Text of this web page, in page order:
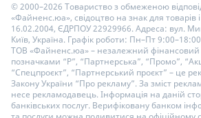
© 2000–2026 Товариство з обмеженою
«Файненс.юа», свідоцтво на знак для товарів
16.02.2004, ЄДРПОУ 22929966. Адреса: вул.
Київ, Україна. Графік роботи: Пн–Пт
ТОВ «Файненс.юа» – незалежний фінансовий
позначками “Р”, “Партнерська”, “Промо”,
“Спецпроєкт”, “Партнерський проєкт” – це
Закону України “Про рекламу”. За зміст
несе рекламодавець. Інформація на даній
банківських послуг. Верифіковану банком